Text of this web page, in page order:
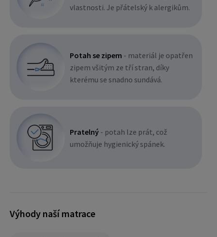
vlastnosti. Je přátelský k alergikům.
Potah se zipem - materiál je opatřen
zipem všitým ze tří stran, díky
kterému se snadno sundává.
Pratelný - potah lze prát, což
umožňuje hygienický spánek.
Výhody naší matrace